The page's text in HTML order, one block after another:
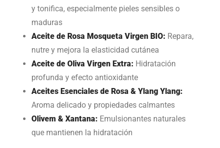
y tonifica, especialmente pieles sensibles o
maduras
Aceite de Rosa Mosqueta Virgen BIO: Repara,
nutre y mejora la elasticidad cutánea
Aceite de Oliva Virgen Extra: Hidratación
profunda y efecto antioxidante
Aceites Esenciales de Rosa & Ylang Ylang:
Aroma delicado y propiedades calmantes
Olivem & Xantana: Emulsionantes naturales
que mantienen la hidratación